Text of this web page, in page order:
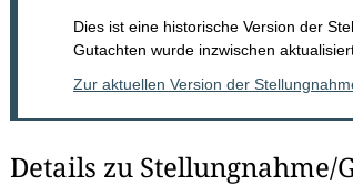
Dies ist eine historische Version der
Gutachten wurde inzwischen
Zur aktuellen Version der
Details zu Stellungnahme/